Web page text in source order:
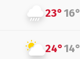
23°16°
24°14°